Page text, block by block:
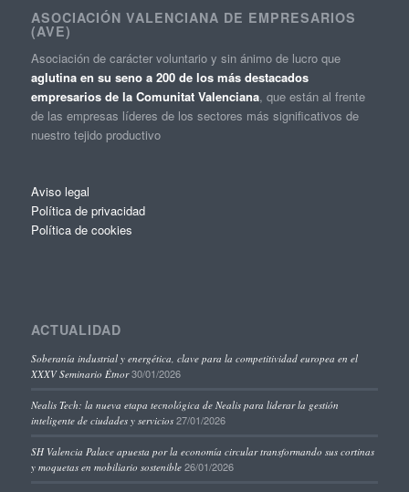
ASOCIACIÓN VALENCIANA DE EMPRESARIOS
(AVE)
Asociación de carácter voluntario y sin ánimo de lucro que
aglutina en su seno a 200 de los más destacados
empresarios de la Comunitat Valenciana, que están al frente
de las empresas líderes de los sectores más significativos de
nuestro tejido productivo
Aviso legal
Política de privacidad
Política de cookies
ACTUALIDAD
Soberanía industrial y energética, clave para la competitividad europea en el
XXXV Seminario Étnor 30/01/2026
Nealis Tech: la nueva etapa tecnológica de Nealis para liderar la gestión
inteligente de ciudades y servicios 27/01/2026
SH Valencia Palace apuesta por la economía circular transformando sus cortinas
y moquetas en mobiliario sostenible 26/01/2026